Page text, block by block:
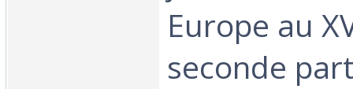
Europe au
seconde